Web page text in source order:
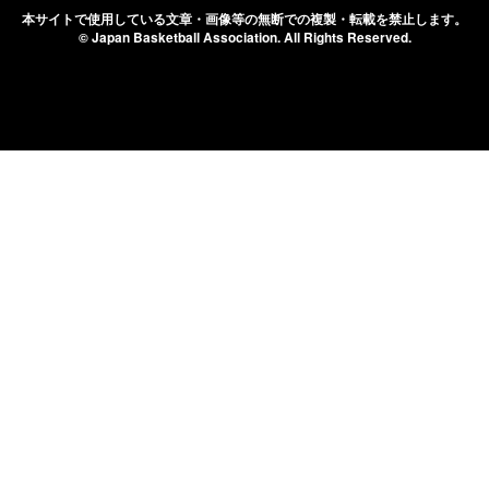
本サイトで使用している文章・画像等の無断での複製・転載を禁止します。
© Japan Basketball Association.All Rights Reserved.